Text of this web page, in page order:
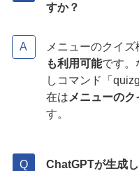
すか？
メニューのクイズ
も利用可能です。
しコマンド「
在は メニューの
す。
ChatGPTが生成